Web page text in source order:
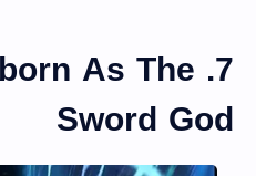
As The
Sword God